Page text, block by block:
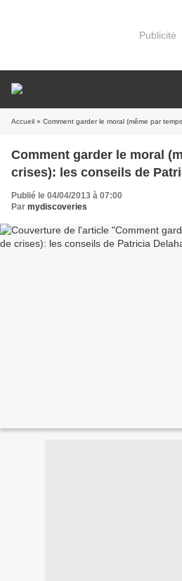
Publicité
Accueil » Comment garder le moral (même par temps de
Comment garder le moral
crises): les conseils de
Publié le 04/04/2013 à 07:00
Par mydiscoveries